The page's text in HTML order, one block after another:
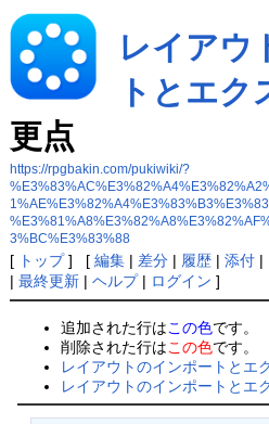
レイアウ
トとエク
更点
https://rpgbakin.com/pukiwiki/?
3%BC%E3%83%88
[ トップ] [ 編集| 差分| 履歴| 添付|
| 最終更新| ヘルプ| ログイン ]
追加された行はこの色です。
削除された行はこの色です。
レイアウトのインポートとエ
レイアウトのインポートとエ